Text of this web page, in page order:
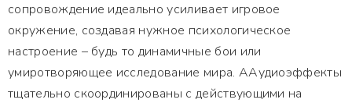
сопровождение идеально усиливает игровое
окружение, создавая нужное психологическое
настроение – будь то динамичные бои или
умиротворяющее исследование мира. ААудиоэффекты
тщательно скоординированы с действующими на